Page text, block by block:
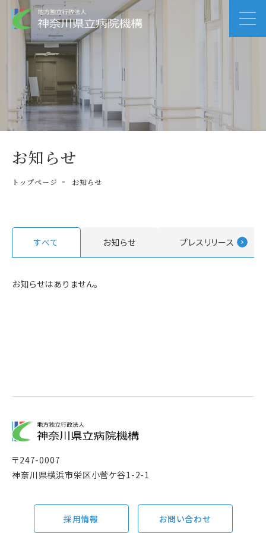
お知らせ
トップページ お知らせ
すべて お知らせ プレスリリース
お知らせはありません。
〒247-0007
神奈川県横浜市栄区小菅ケ谷1-2-1
採用情報 お問い合わせ